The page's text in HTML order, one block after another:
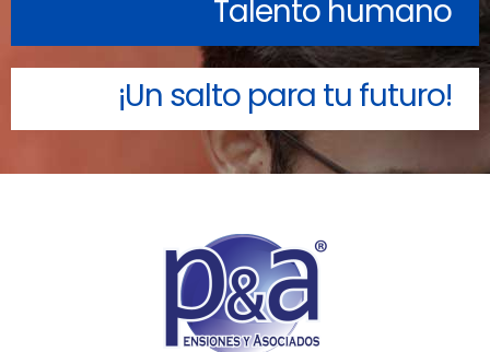
Talento humano
¡Un salto para tu futuro!